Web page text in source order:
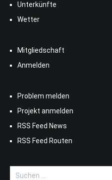
Unterkünfte
Wetter
Mitgliedschaft
Anmelden
Problem melden
Projekt anmelden
RSS Feed News
RSS Feed Routen
Suchen